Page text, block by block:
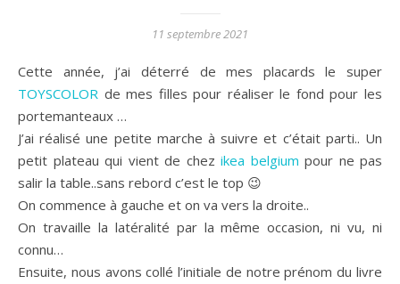
11 septembre 2021
Cette année, j’ai déterré de mes placards le super
TOYSCOLOR de mes filles pour réaliser le fond pour les
portemanteaux …
J’ai réalisé une petite marche à suivre et c’était parti.. Un
petit plateau qui vient de chez ikea belgium pour ne pas
salir la table..sans rebord c’est le top 😉
On commence à gauche et on va vers la droite..
On travaille la latéralité par la même occasion, ni vu, ni
connu…
Ensuite, nous avons collé l’initiale de notre prénom du livre